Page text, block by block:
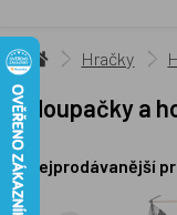
Hračky
Houpačky a
Nejprodávanější